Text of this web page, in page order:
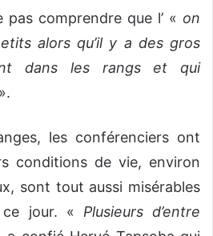
pas comprendre que l’ « on
alors qu’il y a des gros
dans les rangs et qui
».
les conférenciers ont
conditions de vie, environ
sont tout aussi misérables
jour. « Plusieurs d’entre